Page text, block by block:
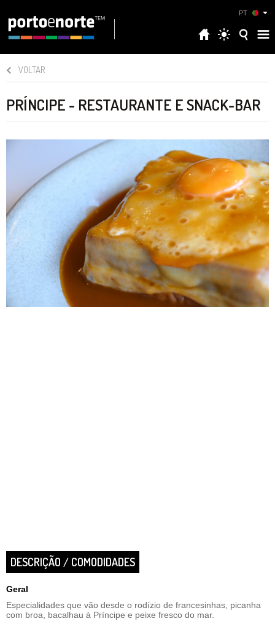
PT
VOLTAR
PRÍNCIPE - RESTAURANTE E SNACK-BAR
DESCRIÇÃO / COMODIDADES
Geral
Especialidades que vão desde o rodízio de francesinhas, picanha
com broa, bacalhau à Príncipe e peixe fresco do mar.